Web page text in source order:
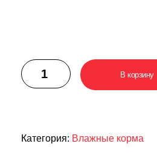
В корзину
Категория: Влажные корма